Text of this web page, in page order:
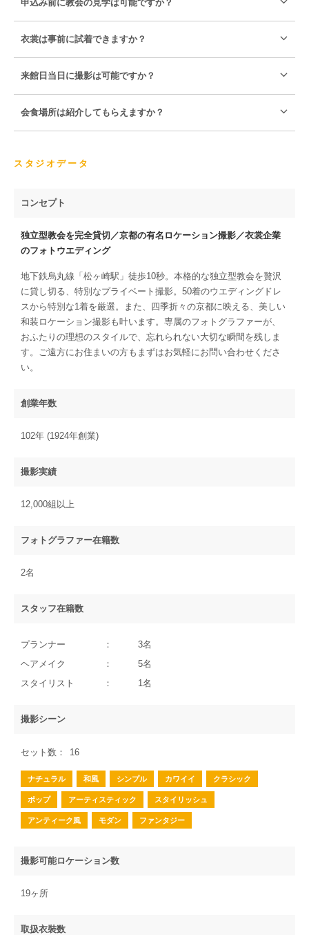
申込み前に教会の見学は可能ですか？
衣裳は事前に試着できますか？
来館日当日に撮影は可能ですか？
会食場所は紹介してもらえますか？
スタジオデータ
コンセプト
独立型教会を完全貸切／京都の有名ロケーション撮影／衣裳企業
のフォトウエディング
地下鉄烏丸線「松ヶ崎駅」徒歩10秒。本格的な独立型教会を贅沢
に貸し切る、特別なプライベート撮影。50着のウエディングドレ
スから特別な1着を厳選。また、四季折々の京都に映える、美しい
和装ロケーション撮影も叶います。専属のフォトグラファーが、
おふたりの理想のスタイルで、忘れられない大切な瞬間を残しま
す。ご遠方にお住まいの方もまずはお気軽にお問い合わせくださ
い。
創業年数
102年 (1924年創業)
撮影実績
12,000組以上
フォトグラファー在籍数
2名
スタッフ在籍数
プランナー
3名
ヘアメイク
5名
スタイリスト
1名
撮影シーン
セット数 16
ナチュラル 和風 シンプル カワイイ クラシック
ポップ アーティスティック スタイリッシュ
アンティーク風 モダン ファンタジー
撮影可能ロケーション数
19ヶ所
取扱衣裝数